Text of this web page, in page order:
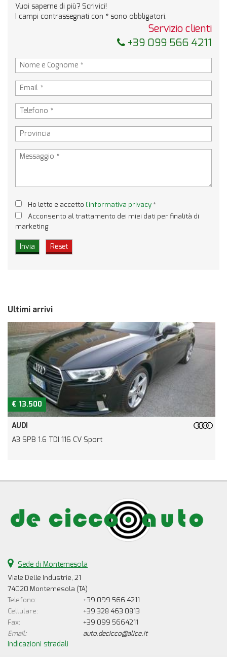
Invia la tua richiesta
Vuoi saperne di più? Scrivici!
I campi contrassegnati con * sono obbligatori.
Servizio clienti
+39 099 566 4211
Ho letto e accetto l'informativa privacy*
Acconsento al trattamento dei miei dati per finalità di
marketing
Ultimi arrivi
€ 13.500
AUDI
A3 SPB 1.6 TDI 116 CV Sport
Sede di Montemesola
Viale Delle Industrie, 21
74020 Montemesola (TA)
Telefono:
+39 099 566 4211
Cellulare:
+39 328 463 0813
Fax:
+39 099 5664211
Email:
auto.decicco@alice.it
Indicazioni stradali